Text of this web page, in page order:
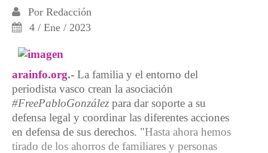
Por Redacción
4 / Ene / 2023
arainfo.org.- La familia y el entorno del
periodista vasco crean la asociación
#FreePabloGonzález para dar soporte a su
defensa legal y coordinar las diferentes acciones
en defensa de sus derechos. "Hasta ahora hemos
tirado de los ahorros de familiares y personas